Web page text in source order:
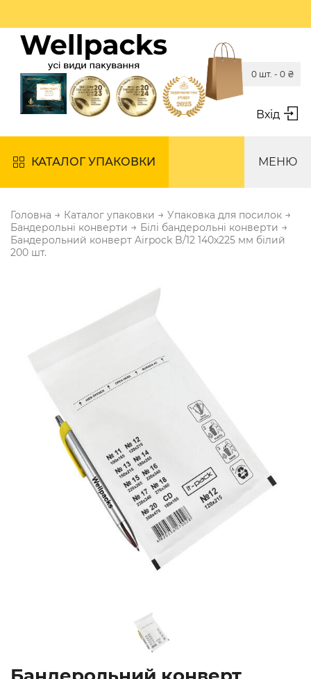
Вхід
0 шт. - 0 ₴
КАТАЛОГ УПАКОВКИ МЕНЮ
Головна → Каталог упаковки → Упаковка для посилок →
Бандерольні конверти → Білі бандерольні конверти →
Бандерольний конверт Airpock B/12 140х225 мм білий
200 шт.